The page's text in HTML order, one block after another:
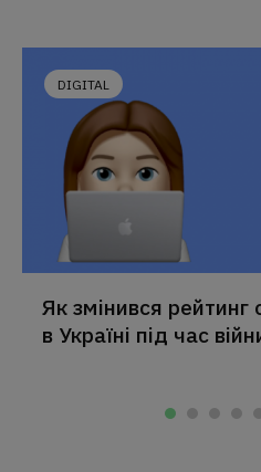
DIGITAL
Як змінився
в Україні під час